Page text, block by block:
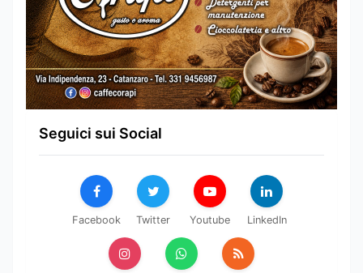
Seguici sui Social
Facebook Twitter Youtube LinkedIn